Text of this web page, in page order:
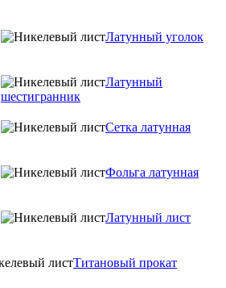
Латунный уголок
Латунный
шестигранник
Сетка латунная
Фольга латунная
Латунный лист
Титановый прокат